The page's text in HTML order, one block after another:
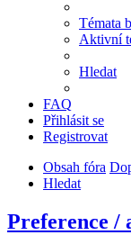
Témata
Aktivní
Hledat
FAQ
Přihlásit se
Registrovat
Obsah fóra
Hledat
Preference /